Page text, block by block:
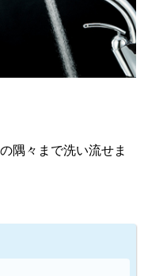
隅々まで洗い流せま